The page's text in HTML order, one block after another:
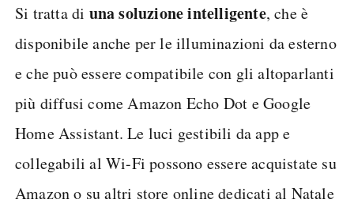
Si tratta di una soluzione intelligente, che è
disponibile anche per le illuminazioni da esterno
e che può essere compatibile con gli altoparlanti
più diffusi come Amazon Echo Dot e Google
Home Assistant. Le luci gestibili da app e
collegabili al Wi-Fi possono essere acquistate su
Amazon o su altri store online dedicati al Natale